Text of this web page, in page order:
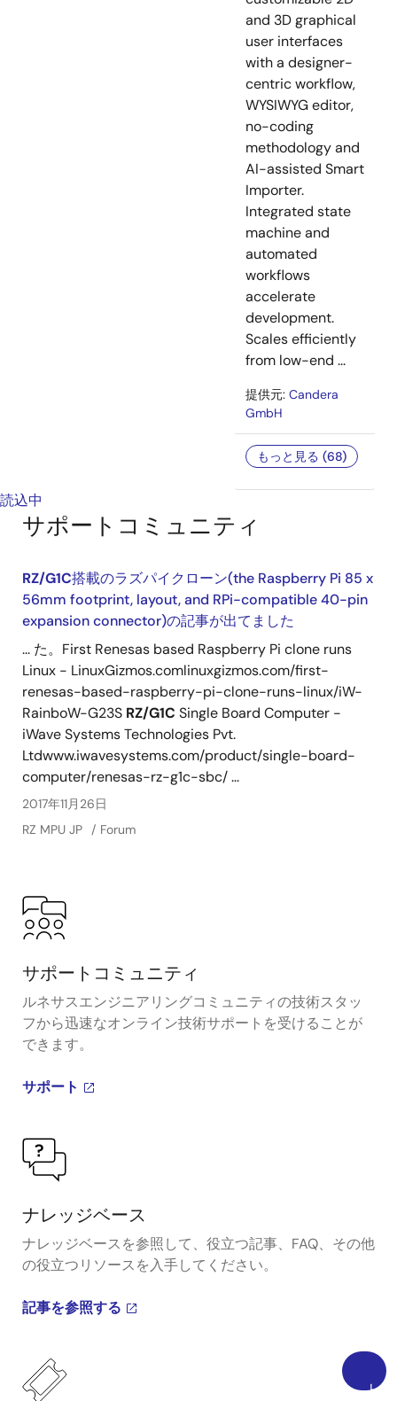
and 3D graphical
user interfaces
with a designer-
centric workflow,
WYSIWYG editor,
no-coding
methodology and
AI-assisted Smart
Importer.
Integrated state
machine and
automated
workflows
accelerate
development.
Scales efficiently
from low-end ...
提供元: Candera
GmbH
もっと見る (68)
読込中
サポートコミュニティ
RZ/G1C搭載のラズパイクローン(the Raspberry Pi 85 x
56mm footprint, layout, and RPi-compatible 40-pin
expansion connector)の記事が出てました
... た。First Renesas based Raspberry Pi clone runs
Linux - LinuxGizmos.comlinuxgizmos.com/first-
renesas-based-raspberry-pi-clone-runs-linux/iW-
RainboW-G23S RZ/G1C Single Board Computer -
iWave Systems Technologies Pvt.
Ltdwww.iwavesystems.com/product/single-board-
computer/renesas-rz-g1c-sbc/ ...
2017年11月26日
RZ MPU JP
Forum
サポートコミュニティ
ルネサスエンジニアリングコミュニティの技術スタッ
フから迅速なオンライン技術サポートを受けることが
できます。
サポート
ナレッジベース
ナレッジベースを参照して、役立つ記事、FAQ、その他
の役立つリソースを入手してください。
記事を参照する
上